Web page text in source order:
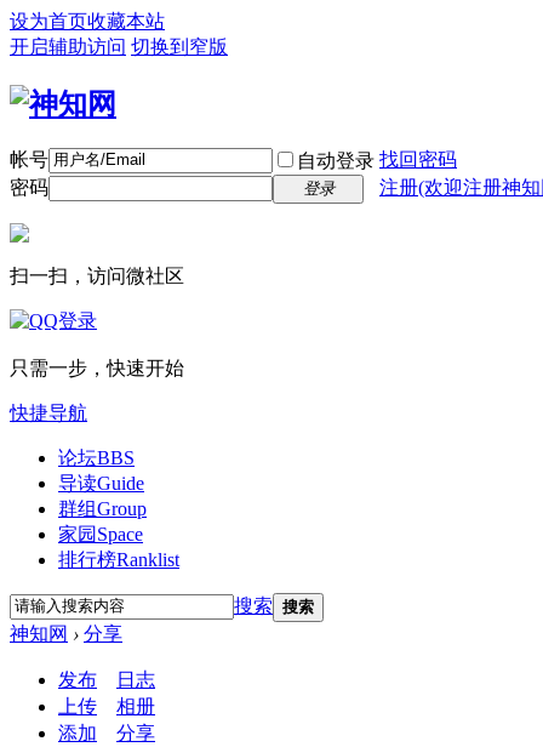
设为首页收藏本站
开启辅助访问 切换到窄版
帐号 自动登录 找回密码
密码
登录 注册(欢迎注册神
扫一扫，访问微社区
只需一步，快速开始
快捷导航
论坛BBS
导读Guide
群组Group
家园 Space
排行榜Ranklist
搜索 搜索
神知网 › 分享
发布
日志
上传
相册
添加
分享